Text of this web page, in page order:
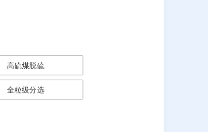
高硫煤脱硫
全粒级分选